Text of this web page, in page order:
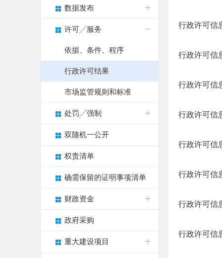
数据发布
许可╱服务
依据、条件、程序
行政许可结果
市场监管规则和标准
处罚╱强制
双随机一公开
权责清单
确需保留的证明事项清单
财政资金
政府采购
重大建设项目
行政许可信
行政许可信
行政许可信
行政许可信
行政许可信
行政许可信
行政许可信
行政许可信